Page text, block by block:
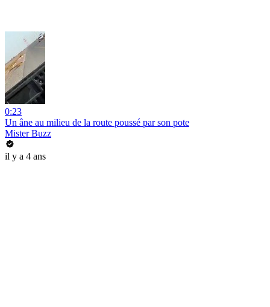
0:23
Un âne au milieu de la route poussé par son pote
Mister Buzz
il y a 4 ans